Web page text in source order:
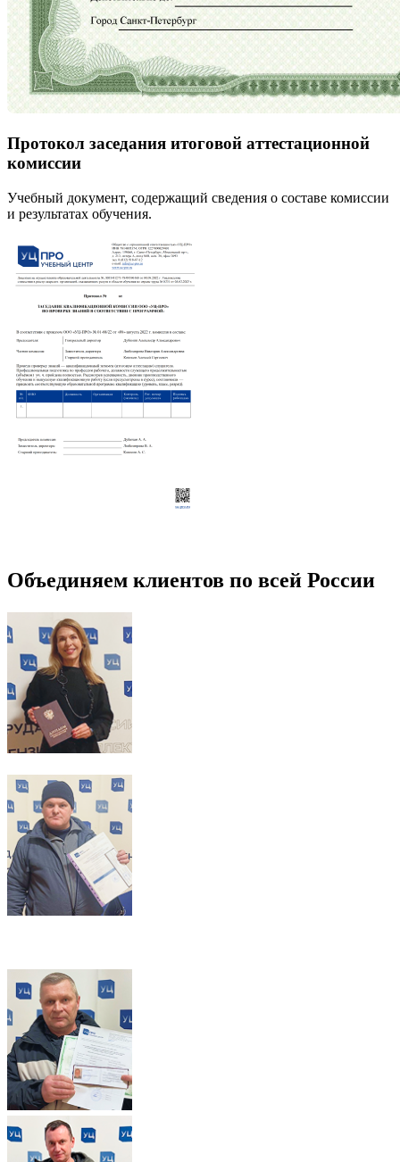
Протокол заседания итоговой аттестационной
комиссии
Учебный документ, содержащий сведения о составе комиссии
и результатах обучения.
Объединяем клиентов по всей России